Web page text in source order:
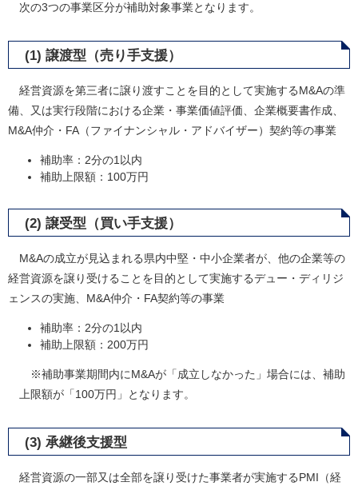
次の3つの事業区分が補助対象事業となります。
(1) 譲渡型（売り手支援）
経営資源を第三者に譲り渡すことを目的として実施するM&Aの準
備、又は実行段階における企業・事業価値評価、企業概要書作成、
M&A仲介・FA（ファイナンシャル・アドバイザー）契約等の事業
補助率：2分の1以内
補助上限額：100万円
(2) 譲受型（買い手支援）
M&Aの成立が見込まれる県内中堅・中小企業者が、他の企業等の
経営資源を譲り受けることを目的として実施するデュー・ディリジ
ェンスの実施、M&A仲介・FA契約等の事業
補助率：2分の1以内
補助上限額：200万円
※補助事業期間内にM&Aが「成立しなかった」場合には、補助
上限額が「100万円」となります。
(3) 承継後支援型
経営資源の一部又は全部を譲り受けた事業者が実施するPMI（経